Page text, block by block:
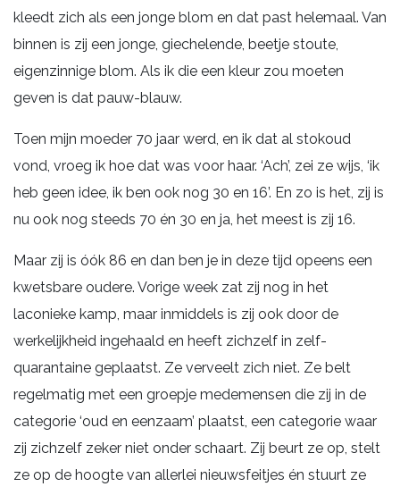
kleedt zich als een jonge blom en dat past helemaal. Van
binnen is zij een jonge, giechelende, beetje stoute,
eigenzinnige blom. Als ik die een kleur zou moeten
geven is dat pauw-blauw.
Toen mijn moeder 70 jaar werd, en ik dat al stokoud
vond, vroeg ik hoe dat was voor haar. ‘Ach’, zei ze wijs, ‘ik
heb geen idee, ik ben ook nog 30 en 16’. En zo is het, zij is
nu ook nog steeds 70 én 30 en ja, het meest is zij 16.
Maar zij is óók 86 en dan ben je in deze tijd opeens een
kwetsbare oudere. Vorige week zat zij nog in het
laconieke kamp, maar inmiddels is zij ook door de
werkelijkheid ingehaald en heeft zichzelf in zelf-
quarantaine geplaatst. Ze verveelt zich niet. Ze belt
regelmatig met een groepje medemensen die zij in de
categorie ‘oud en eenzaam’ plaatst, een categorie waar
zij zichzelf zeker niet onder schaart. Zij beurt ze op, stelt
ze op de hoogte van allerlei nieuwsfeitjes én stuurt ze